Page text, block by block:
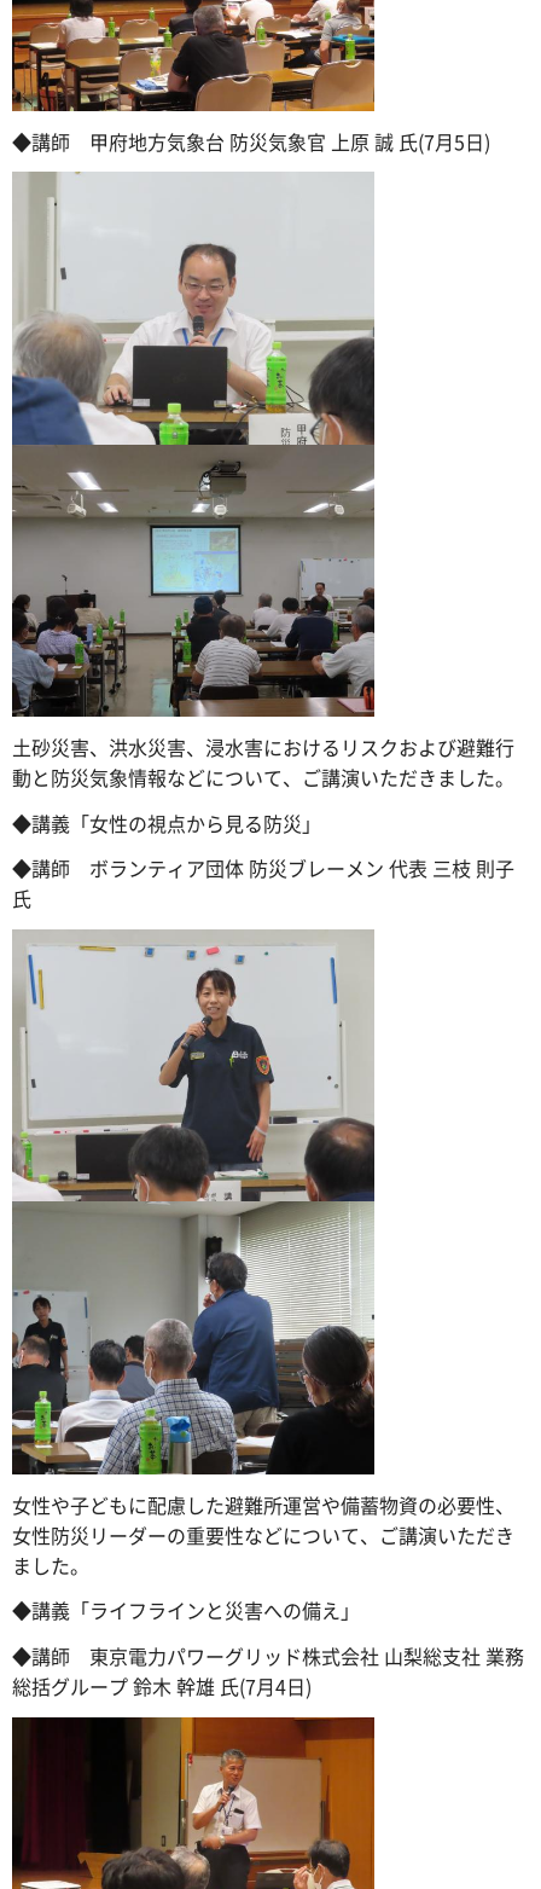
◆講師 甲府地方気象台 防災気象官 上原 誠 氏(7月5日)
土砂災害、洪水災害、浸水害におけるリスクおよび避難行
動と防災気象情報などについて、ご講演いただきました。
◆講義「女性の視点から見る防災」
◆講師 ボランティア団体 防災ブレーメン 代表 三枝 則子
氏
女性や子どもに配慮した避難所運営や備蓄物資の必要性、
女性防災リーダーの重要性などについて、ご講演いただき
ました。
◆講義「ライフラインと災害への備え」
◆講師 東京電力パワーグリッド株式会社 山梨総支社 業務
総括グループ 鈴木 幹雄 氏(7月4日)